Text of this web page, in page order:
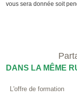
vous sera donnée soit
DANS LA MÊME
L'offre de formation